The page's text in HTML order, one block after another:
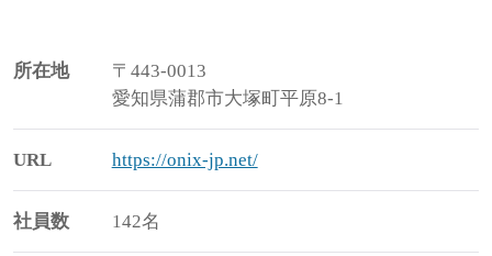
所在地
〒443-0013
愛知県蒲郡市大塚町平原8-1
URL https://onix-jp.net/
社員数 142名